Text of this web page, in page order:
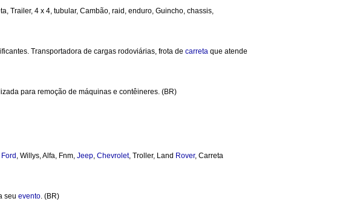
Trailer, 4 x 4, tubular, Cambão, raid, enduro, Guincho, chassis,
Transportadora de cargas rodoviárias, frota de carreta que atende
para remoção de máquinas e contêineres. (BR)
Ford , Willys, Alfa, Fnm, Jeep, Chevrolet, Troller, Land Rover, Carreta
seu evento. (BR)